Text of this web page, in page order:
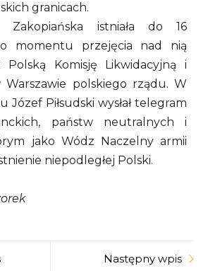
granicach.
Zakopiańska istniała do 16
momentu przejęcia nad nią
Komisję Likwidacyjną i
Warszawie polskiego rządu. W
Józef Piłsudski wysłał telegram
państw neutralnych i
jako Wódz Naczelny armii
niepodległej Polski.
Następny wpis